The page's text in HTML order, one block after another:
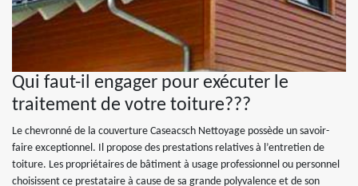
Qui faut-il engager pour exécuter le
traitement de votre toiture???
Le chevronné de la couverture Caseacsch Nettoyage possède un savoir-
faire exceptionnel. Il propose des prestations relatives à l’entretien de
toiture. Les propriétaires de bâtiment à usage professionnel ou personnel
choisissent ce prestataire à cause de sa grande polyvalence et de son